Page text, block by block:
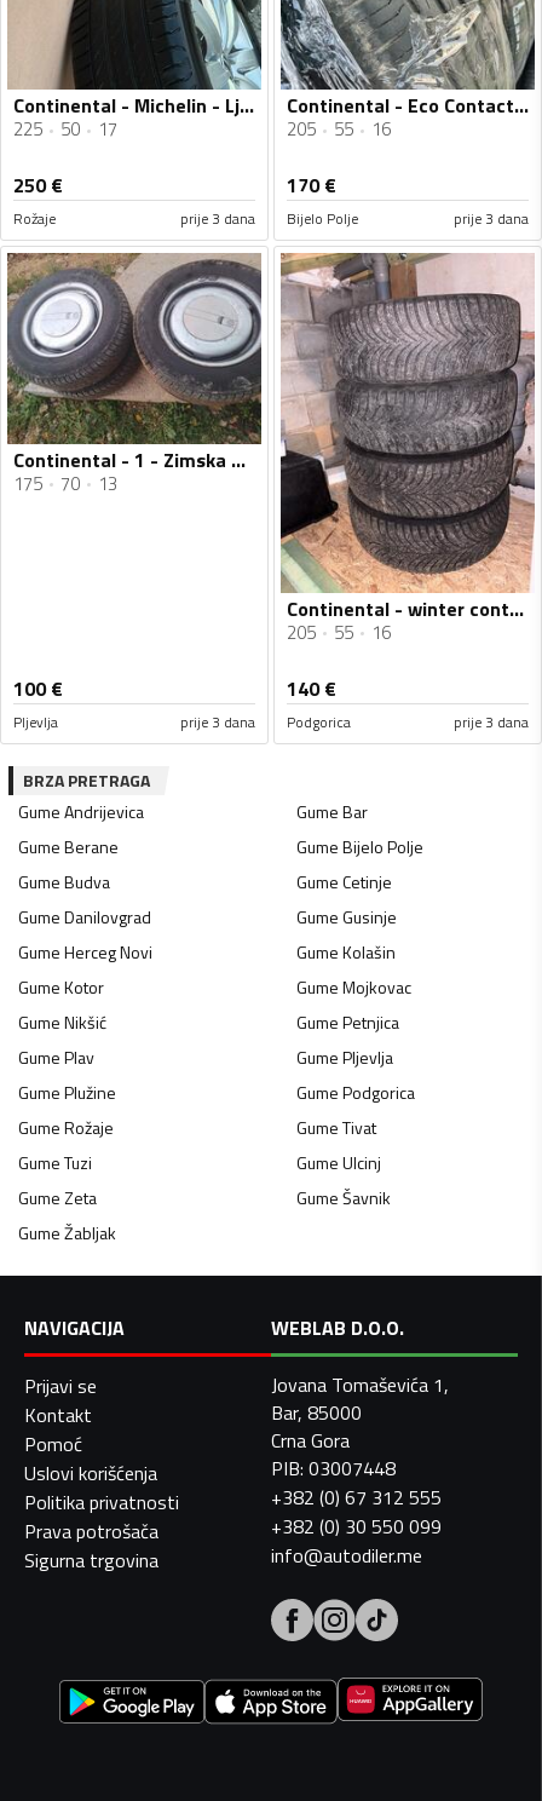
Continental - Michelin - Ljetnja guma
225 50 17
250€
Rožaje prije 3 dana
Continental - Eco Contact 6 - Ljetnja guma
205 55 16
170€
Bijelo Polje prije 3 dana
Continental - 1 - Zimska guma
175 70 13
100€
Pljevlja prije 3 dana
Continental - winter contact - Univerzalna guma
205 55 16
140€
Podgorica prije 3 dana
BRZA PRETRAGA
GumeAndrijevica GumeBar
GumeBerane GumeBijelo Polje
GumeBudva GumeCetinje
GumeDanilovgrad GumeGusinje
GumeHerceg Novi GumeKolašin
GumeKotor GumeMojkovac
GumeNikšić GumePetnjica
GumePlav GumePljevlja
GumePlužine GumePodgorica
GumeRožaje GumeTivat
GumeTuzi GumeUlcinj
GumeZeta GumeŠavnik
GumeŽabljak
NAVIGACIJA
Prijavi se
Kontakt
Pomoć
Uslovi korišćenja
Politika privatnosti
Prava potrošača
Sigurna trgovina
WEBLAB D.O.O.
Jovana Tomaševića 1,
Bar, 85000
Crna Gora
PIB: 03007448
+382 (0) 67 312 555
+382 (0) 30 550 099
info@autodiler.me